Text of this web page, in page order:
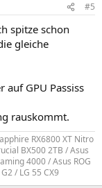
#5
spitze schon
gleiche
auf GPU Passiss
rauskommt.
RX6800 XT Nitro
BX500 2TB / Asus
4000 / Asus ROG
/ LG 55 CX9​